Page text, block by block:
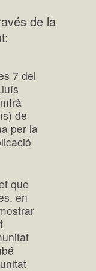
de la
7 del
de
per la
que
en